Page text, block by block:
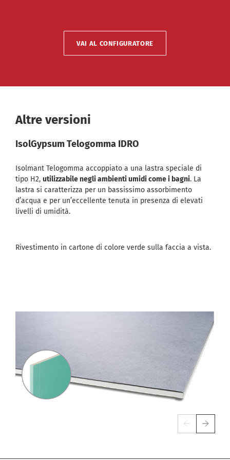
VAI AL CONFIGURATORE
Altre versioni
IsolGypsum Telogomma IDRO
Isolmant Telogomma accoppiato a una lastra speciale di
tipo H2, utilizzabile negli ambienti umidi come i bagni. La
lastra si caratterizza per un bassissimo assorbimento
d’acqua e per un’eccellente tenuta in presenza di elevati
livelli di umidità.
Rivestimento in cartone di colore verde sulla faccia a vista.